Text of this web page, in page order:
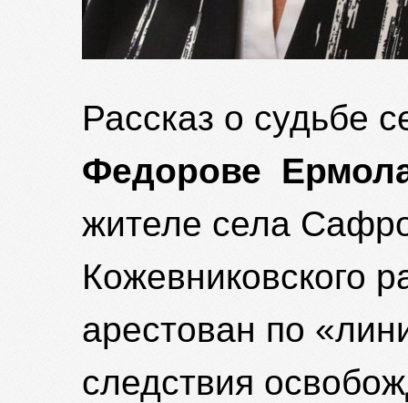
Рассказ о судьбе
Федорове
жителе села
Кожевниковского
арестован по
следствия